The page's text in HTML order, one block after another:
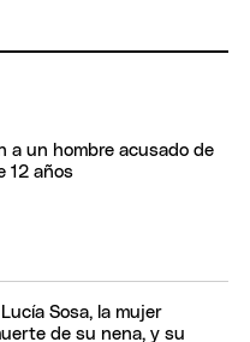
a un hombre acusado de
12 años
Sosa, la mujer
de su nena, y su